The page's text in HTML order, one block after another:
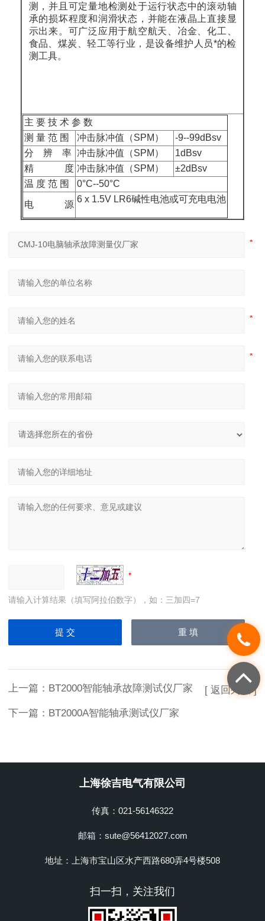
测，并且可定量地检测处于运行状态中的滚动轴
承的损坏程度和润滑状态，并能在液晶上直接显
示出来。可广泛应用于航空航天、冶金、化工、
食品、煤炭、轻工等行业，是设备维护人员*的检
测工具。
主 要 技 术 参 数
测 量 范 围
冲击脉冲值（SPM）
-9--99dBsv
分 辨 率 冲击脉冲值（SPM）
1dBsv
精 度 冲击脉冲值（SPM）
±2dBsv
温 度 范 围
0°C--50°C
电 源
6 x 1.5V LR6碱性电池或可充电电池
请输入计算结果（填写阿拉伯数字），如：三加四=7
上一篇： BT2000智能轴承故障测试仪厂家
下一篇： BT2000A智能轴承测试仪厂家
[ 返回列表 ]
上海徐吉电气有限公司
传真：021-56146322
邮箱：sute@56412027.com
地址：上海市宝山区水产西路680弄4号楼508
扫一扫，关注我们